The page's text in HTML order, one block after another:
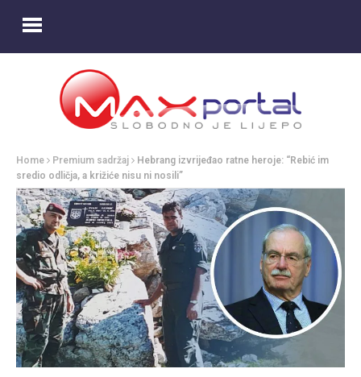
Home Premium sadržaj
Hebrang izvrijeđao ratne heroje: “Rebić im
sredio odličja, a križiće nisu ni nosili”